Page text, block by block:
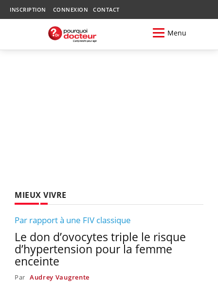
INSCRIPTION CONNEXION CONTACT
Menu
MIEUX VIVRE
Par rapport à une FIV classique
Le don d’ovocytes triple le risque
d’hypertension pour la femme
enceinte
Par Audrey Vaugrente